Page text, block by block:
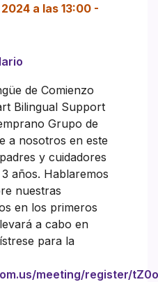
a las 13:00 -
de Comienzo
Bilingual Support
Grupo de
a nosotros en este
y cuidadores
años. Hablaremos
nuestras
en los primeros
a cabo en
para la
meeting/register/